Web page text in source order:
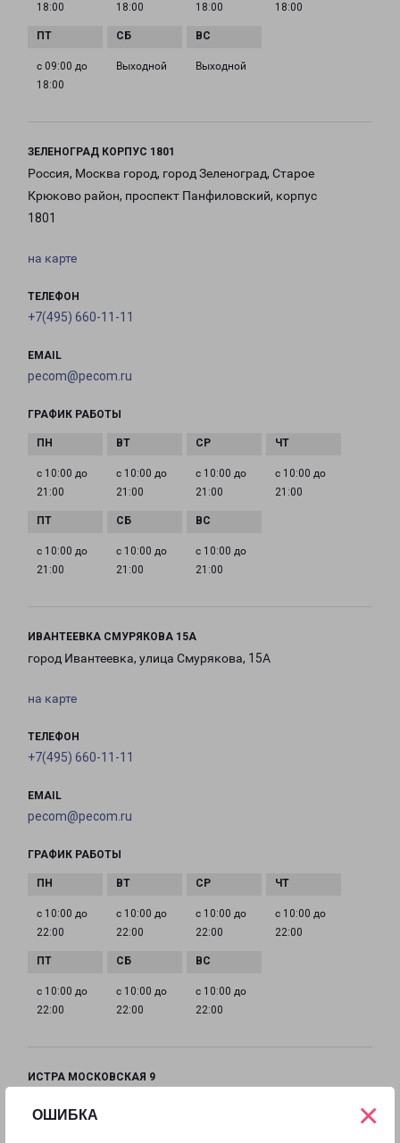
ОШИБКА ×
18:00
18:00
18:00
18:00
с 09:00 до
18:00
Выходной Выходной
ЗЕЛЕНОГРАД КОРПУС 1801
Россия, Москва город, город Зеленоград, Старое
Крюково район, проспект Панфиловский, корпус
1801
на карте
ТЕЛЕФОН
+7(495) 660-11-11
EMAIL
pecom@pecom.ru
ГРАФИК РАБОТЫ
с 10:00 до
21:00
с 10:00 до
21:00
с 10:00 до
21:00
с 10:00 до
21:00
с 10:00 до
21:00
с 10:00 до
21:00
с 10:00 до
21:00
ИВАНТЕЕВКА СМУРЯКОВА 15А
город Ивантеевка, улица Смурякова, 15А
на карте
ТЕЛЕФОН
+7(495) 660-11-11
EMAIL
pecom@pecom.ru
ГРАФИК РАБОТЫ
с 10:00 до
22:00
с 10:00 до
22:00
с 10:00 до
22:00
с 10:00 до
22:00
с 10:00 до
22:00
с 10:00 до
22:00
с 10:00 до
22:00
ИСТРА МОСКОВСКАЯ 9